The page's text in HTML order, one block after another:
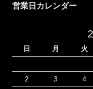
営業日カレンダー
日 月 火
2
3 4